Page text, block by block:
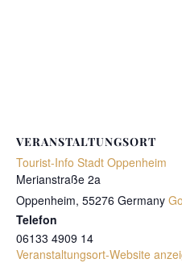
VERANSTALTUNGSORT
Tourist-Info Stadt Oppenheim
Merianstraße 2a
Oppenheim, 55276 Germany
Telefon
06133 4909 14
Veranstaltungsort-Website